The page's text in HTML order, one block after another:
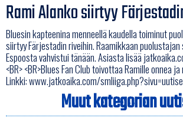
Rami Alanko siirtyy
Bluesin kapteenina menneellä kaudella toiminut
siirtyy Färjestadin riveihin. Raamikkaan
Espoosta vahvistui tänään. Asiasta lisää
<BR> <BR>Blues Fan Club toivottaa Ramille onnea
Linkki:www.jatkoaika.com/
Muut kategorian